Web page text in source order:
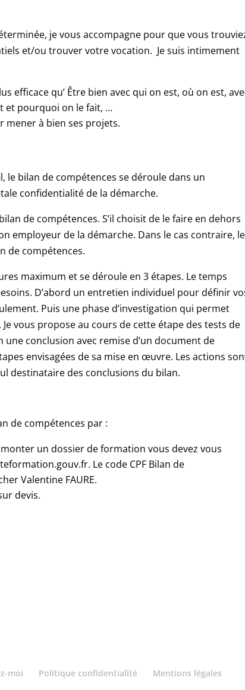
je vous accompagne pour que vous
et/ou trouver votre vocation. Je suis intimement
efficace qu’ Être bien avec qui on est, où on est,
et pourquoi on le fait, …
mener à bien ses projets.
le bilan de compétences se déroule dans un
confidentialité de la démarche.
de compétences. S’il choisit de le faire en dehors
employeur de la démarche. Dans le cas contraire, le
de compétences.
maximum et se déroule en 3 étapes. Le temps
D’abord un entretien individuel pour définir
Puis une phase d’investigation qui permet
vous propose au cours de cette étape des tests de
conclusion avec remise d’un document de
envisagées de sa mise en œuvre. Les actions
destinataire des conclusions du bilan.
de compétences par :
un dossier de formation vous devez vous
Le code CPF Bilan de
Valentine FAURE.
devis.
moi Politique confidentialité Mentions légales